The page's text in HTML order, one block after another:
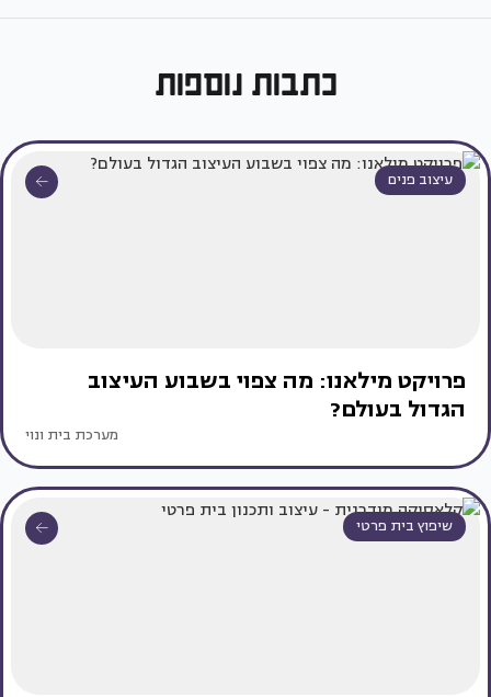
כתבות נוספות
עיצוב פנים
פרויקט מילאנו: מה צפוי בשבוע העיצוב
הגדול בעולם?
מערכת בית ונוי
שיפוץ בית פרטי